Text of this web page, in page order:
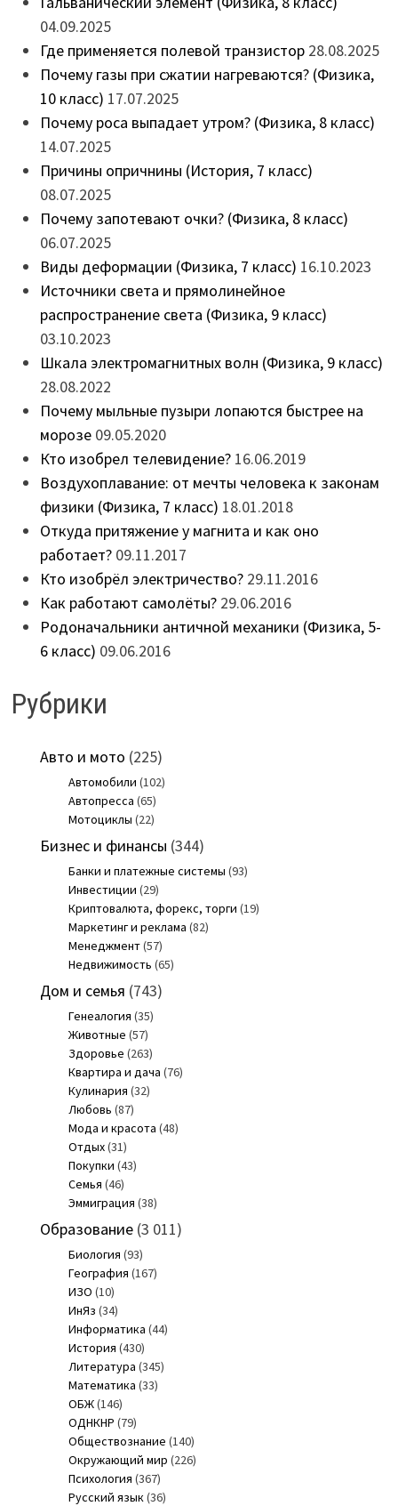
04.09.2025
Где применяется полевой транзистор 28.08.2025
Почему газы при сжатии нагреваются? (Физика,
10 класс) 17.07.2025
Почему роса выпадает утром? (Физика, 8 класс)
14.07.2025
Причины опричнины (История, 7 класс)
08.07.2025
Почему запотевают очки? (Физика, 8 класс)
06.07.2025
Виды деформации (Физика, 7 класс) 16.10.2023
Источники света и прямолинейное
распространение света (Физика, 9 класс)
03.10.2023
Шкала электромагнитных волн (Физика, 9 класс)
28.08.2022
Почему мыльные пузыри лопаются быстрее на
морозе 09.05.2020
Кто изобрел телевидение? 16.06.2019
Воздухоплавание: от мечты человека к законам
физики (Физика, 7 класс) 18.01.2018
Откуда притяжение у магнита и как оно
работает? 09.11.2017
Кто изобрёл электричество? 29.11.2016
Как работают самолёты? 29.06.2016
Родоначальники античной механики (Физика, 5-
6 класс) 09.06.2016
Рубрики
Авто и мото (225)
Автомобили (102)
Автопресса (65)
Мотоциклы (22)
Бизнес и финансы (344)
Банки и платежные системы (93)
Инвестиции (29)
Криптовалюта, форекс, торги (19)
Маркетинг и реклама (82)
Менеджмент(57)
Недвижимость (65)
Дом и семья (743)
Генеалогия (35)
Животные (57)
Здоровье (263)
Квартира и дача (76)
Кулинария (32)
Любовь (87)
Мода и красота (48)
Отдых(31)
Покупки (43)
Семья (46)
Эммиграция (38)
Образование(3 011)
Биология (93)
География (167)
ИЗО (10)
ИнЯз (34)
Информатика (44)
История (430)
Литература (345)
Математика (33)
ОБЖ(146)
ОДНКНР (79)
Обществознание (140)
Окружающий мир (226)
Психология (367)
Русский язык (36)